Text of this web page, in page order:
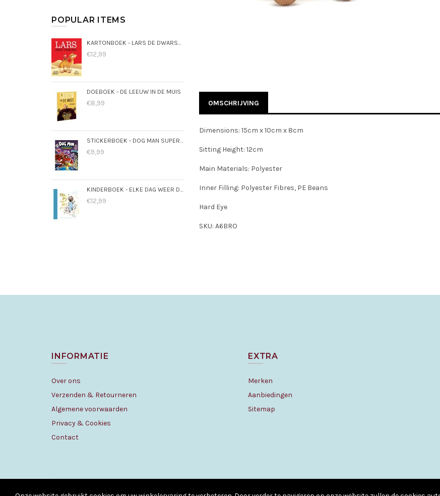
POPULAR ITEMS
KARTONBOEK - LARS DE DWARSE DROMEDARIS
€12,99
DOEBOEK - DE LEEUW IN DE MUIS
€8,99
STICKERBOEK - DOG MAN SUPERMAATJES
€9,99
KINDERBOEK - ELKE DAG WEER DOL OP JOU
€12,99
OMSCHRIJVING
Dimensions: 15cm x 10cm x 8cm
Sitting Height: 12cm
Main Materials: Polyester
Inner Filling: Polyester Fibres, PE Beans
Hard Eye
SKU: A6BRO
INFORMATIE
Over ons
Verzenden & Retourneren
Algemene voorwaarden
Privacy & Cookies
Contact
EXTRA
Merken
Aanbiedingen
Sitemap